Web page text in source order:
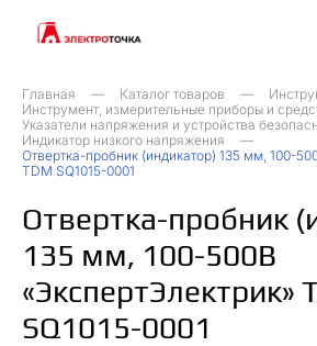
Главная Каталог товаров
Инструмент, измерительные приборы и
Указатели напряжения и устройства
Индикатор низкого напряжения
Отвертка-пробник (индикатор) 135 мм, 100-
TDM SQ1015-0001
Отвертка-пробник
135 мм, 100-500В
«ЭкспертЭлектрик»
SQ1015-0001